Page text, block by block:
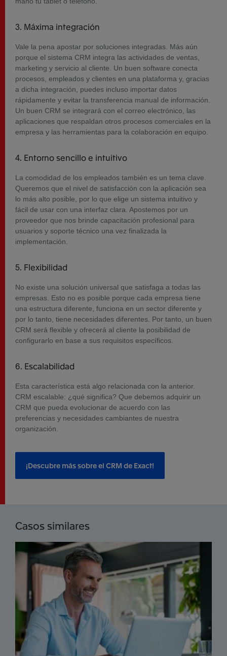
3. Máxima integración
Vale la pena apostar por soluciones integradas. Más aún
porque el sistema CRM integra las actividades de ventas,
marketing y servicio al cliente. Un buen software conecta
procesos, empleados y clientes en una plataforma y, gracias
a dicha integración, puedes incluso importar datos
rápidamente y evitar la transferencia manual de información.
Un buen CRM se integrará con el correo electrónico, las
aplicaciones que respaldan otros procesos comerciales en la
empresa y las herramientas para la colaboración en equipo.
4. Entorno sencillo e intuitivo
La comodidad de los empleados también es un tema clave.
Queremos que el nivel de satisfacción con la aplicación sea
lo más alto posible, por lo que elige un sistema intuitivo y
fácil de usar con una interfaz clara. Apostemos por un
proveedor que nos brinde capacitación profesional para
usuarios y soporte técnico una vez finalizada la
implementación.
5. Flexibilidad
No existe una solución universal que satisfaga a todas las
empresas. Esto no es posible porque cada empresa tiene
una estructura diferente, funciona en un sector diferente y
por lo tanto, tiene necesidades diferentes. Por tanto, un buen
CRM será flexible y ofrecerá al cliente la posibilidad de
configurarlo en base a sus requisitos específicos.
6. Escalabilidad
Esta característica está algo relacionada con la anterior.
CRM escalable: ¿qué significa? Que debemos adquirir un
CRM que pueda evolucionar de acuerdo con las
preferencias y necesidades cambiantes de nuestra
organización.
¡Descubre más sobre el CRM de Exact!
Casos similares